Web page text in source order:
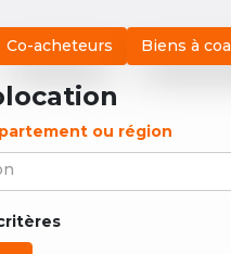
Co-acheteurs Biens à
ou région